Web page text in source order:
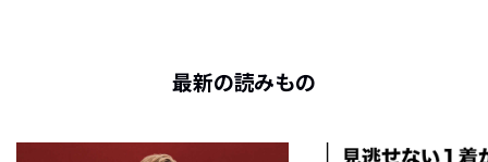
最新の読みもの